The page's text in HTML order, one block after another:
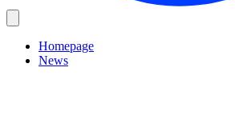
Homepage
News